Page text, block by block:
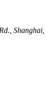
Shanghai,